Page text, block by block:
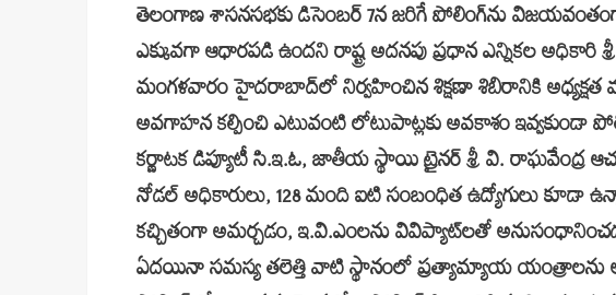
తెలంగాణ శాసనసభకు డిసెంబర్ 7న జరిగే పోలింగ్‌ను
ఎక్కువగా ఆధారపడి ఉందని రాష్ట్ర అదనపు ప్రధాన ఎన్నికల అధికారి
మంగళవారం హైదరాబాద్‌లో నిర్వహించిన శిక్షణా శిబిరానికి అధ్యక్షత
అవగాహన కల్పించి ఎటువంటి లోటుపాట్లకు అవకాశం ఇవ్వకుండా
కర్ణాటక డిప్యూటీ సి.ఇ.ఓ, జాతీయ స్థాయి ట్రైనర్ శ్రీ వి. రాఘవేంద్ర
నోడల్ అధికారులు, 128 మంది ఐటి సంబంధిత ఉద్యోగులు కూడా
కచ్చితంగా అమర్చడం, ఇ.వి.ఎంలను వివిప్యాట్‌లతో
ఏదయినా సమస్య తలెత్తి వాటి స్థానంలో ప్రత్యామ్యాయ యంత్రాలను